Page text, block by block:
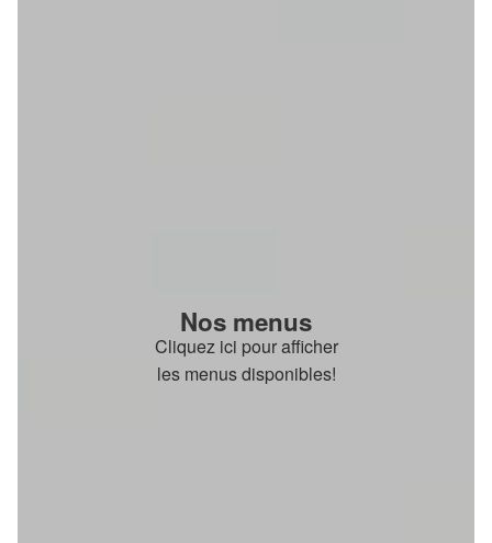
Nos menus
Cliquez ici pour afficher
les menus disponibles!